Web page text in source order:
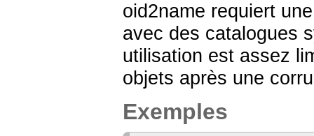
oid2name requiert
avec des catalogues
utilisation est assez
objets après une
Exemples